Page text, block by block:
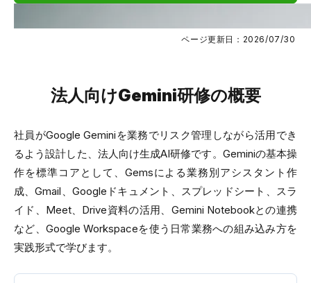
ページ更新日：2026/07/30
法人向けGemini研修の概要
社員がGoogle Geminiを業務でリスク管理しながら活用でき
るよう設計した、法人向け生成AI研修です。Geminiの基本操
作を標準コアとして、Gemsによる業務別アシスタント作
成、Gmail、Googleドキュメント、スプレッドシート、スラ
イド、Meet、Drive資料の活用、Gemini Notebookとの連携
など、Google Workspaceを使う日常業務への組み込み方を
実践形式で学びます。